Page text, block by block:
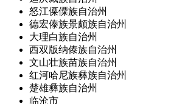
怒江傈僳族自治州
德宏傣族景颇族自治州
大理白族自治州
西双版纳傣族自治州
文山壮族苗族自治州
红河哈尼族彝族自治州
楚雄彝族自治州
临沧市